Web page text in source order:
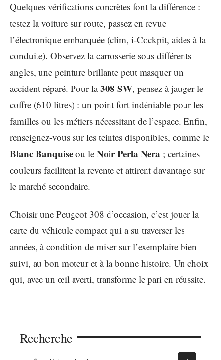
Quelques vérifications concrètes font la différence :
testez la voiture sur route, passez en revue
l’électronique embarquée (clim, i-Cockpit, aides à la
conduite). Observez la carrosserie sous différents
angles, une peinture brillante peut masquer un
accident réparé. Pour la308 SW, pensez à jauger le
coffre (610 litres) : un point fort indéniable pour les
familles ou les métiers nécessitant de l’espace. Enfin,
renseignez-vous sur les teintes disponibles, comme le
Blanc Banquise ou le Noir Perla Nera ; certaines
couleurs facilitent la revente et attirent davantage sur
le marché secondaire.
Choisir une Peugeot 308 d’occasion, c’est jouer la
carte du véhicule compact qui a su traverser les
années, à condition de miser sur l’exemplaire bien
suivi, au bon moteur et à la bonne histoire. Un choix
qui, avec un œil averti, transforme le pari en réussite.
Recherche